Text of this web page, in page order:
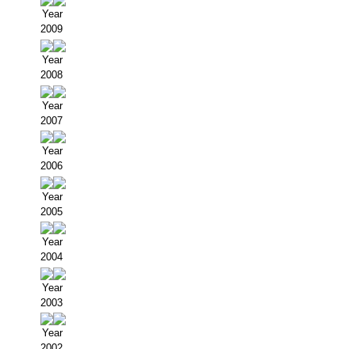
Year
2009
Year
2008
Year
2007
Year
2006
Year
2005
Year
2004
Year
2003
Year